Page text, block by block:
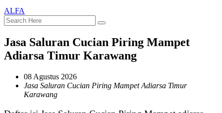
ALFA
Jasa Saluran Cucian Piring Mampet
Adiarsa Timur Karawang
08 Agustus 2026
Jasa Saluran Cucian Piring Mampet Adiarsa Timur
Karawang